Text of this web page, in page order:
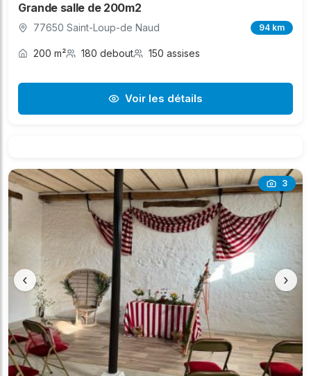
Grande salle de 200m2
77650 Saint-Loup-de Naud 94 km
200 m² 180 debout 150 assises
Voir les détails
3
‹ ›